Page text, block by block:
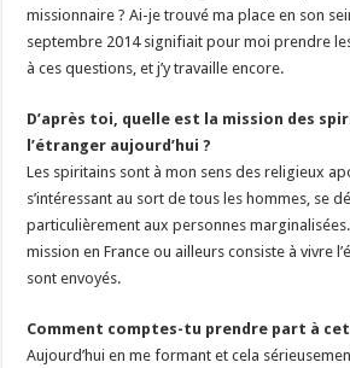
missionnaire ? Ai-je trouvé ma place en son
septembre 2014 signifiait pour moi prendre
à ces questions, et j’y travaille encore.
D’après toi, quelle est la mission des
l’étranger aujourd’hui ?
Les spiritains sont à mon sens des religieux
s’intéressant au sort de tous les hommes, se
particulièrement aux personnes
mission en France ou ailleurs consiste à vivre
sont envoyés.
Comment comptes-tu prendre part à
Aujourd’hui en me formant et cela